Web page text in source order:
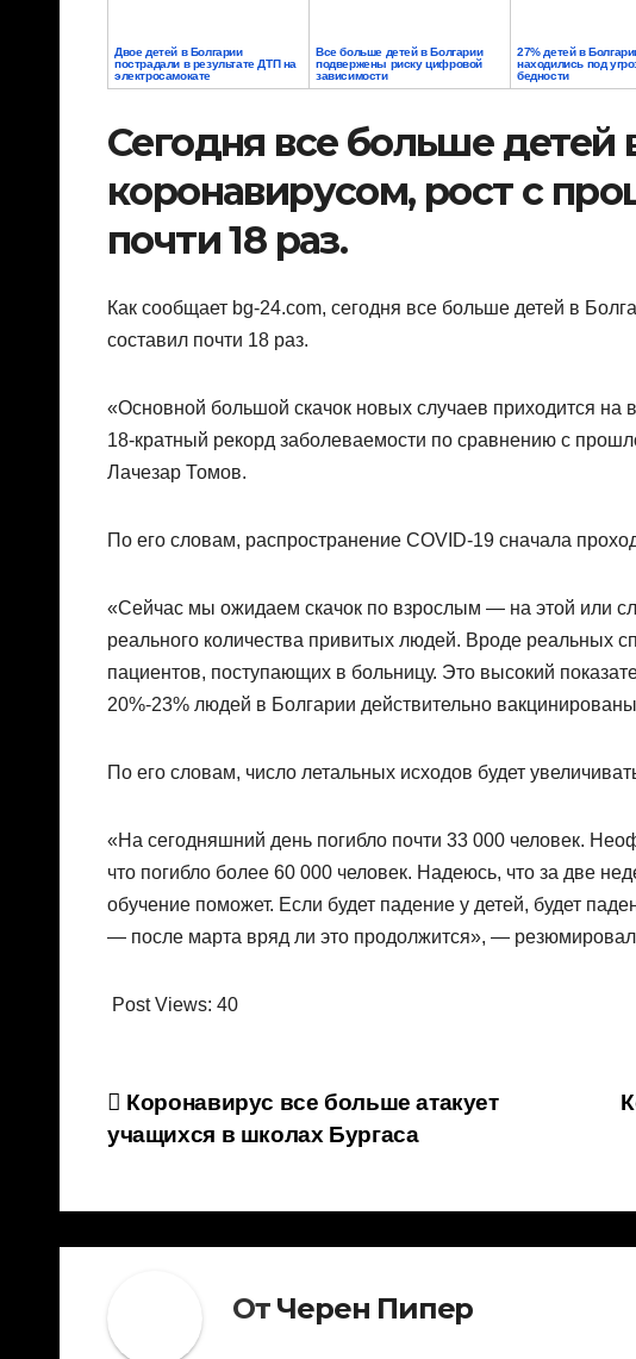
Двое детей в Болгарии
пострадали в результате ДТП на
электросамокате
Все больше детей в Болгарии
подвержены риску цифровой
зависимости
27% детей в
находились под
бедности
Сегодня все больше детей
коронавирусом, рост с
почти 18 раз.
Как сообщает bg-24.com, сегодня все больше детей в
составил почти 18 раз.
«Основной большой скачок новых случаев приходится на
18-кратный рекорд заболеваемости по сравнению с
Лачезар Томов.
По его словам, распространение COVID-19 сначала
«Сейчас мы ожидаем скачок по взрослым — на этой или
реального количества привитых людей. Вроде реальных
пациентов, поступающих в больницу. Это высокий
20%-23% людей в Болгарии действительно
По его словам, число летальных исходов будет
«На сегодняшний день погибло почти 33 000 человек.
что погибло более 60 000 человек. Надеюсь, что за две
обучение поможет. Если будет падение у детей, будет
— после марта вряд ли это продолжится», —
Post Views: 40
Навигация
по
записям
Коронавирус все больше атакует
учащихся в школах Бургаса
От Черен Пипер